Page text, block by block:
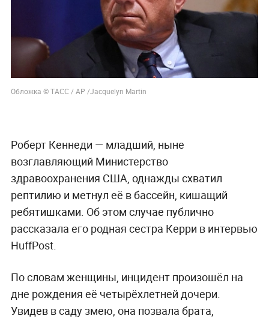
Обложка © ТАСС / АР /Jacquelyn Martin
Роберт Кеннеди — младший, ныне
возглавляющий Министерство
здравоохранения США, однажды схватил
рептилию и метнул её в бассейн, кишащий
ребятишками. Об этом случае публично
рассказала его родная сестра Керри в интервью
HuffPost.
По словам женщины, инцидент произошёл на
дне рождения её четырёхлетней дочери.
Увидев в саду змею, она позвала брата,